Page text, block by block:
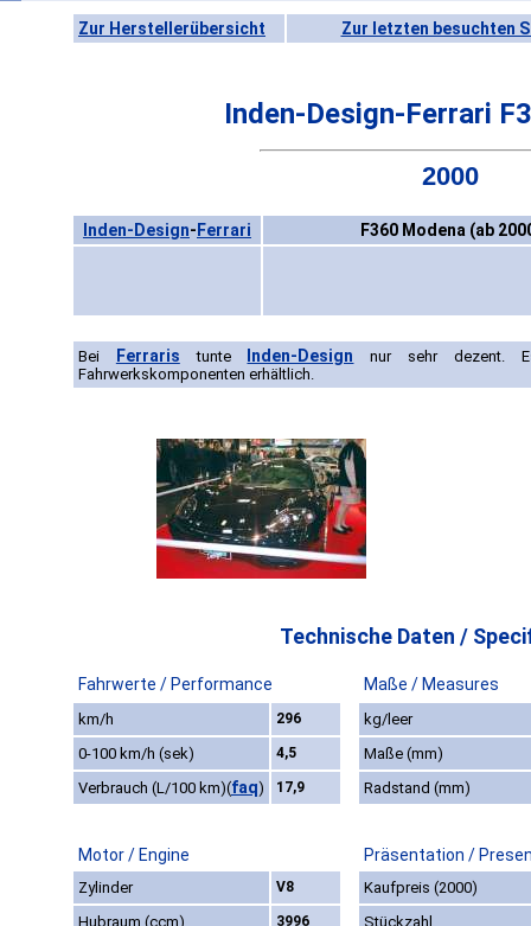
Zur Herstellerübersicht Zur letzten besuchten
Inden-Design-Ferrari
2000
Inden-Design- Ferrari F360 Modena (ab
Bei Ferraris tunte Inden-Design nur sehr dezent.
Fahrwerkskomponenten erhältlich.
Technische Daten /
Fahrwerte / Performance Maße / Measures
km/h 296
kg/leer
0-100 km/h (sek)
4,5
Maße (mm)
Verbrauch (L/100 km)(faq) 17,9 Radstand (mm)
Motor / Engine Präsentation /
Zylinder V8
Kaufpreis (2000)
Hubraum (ccm)
3996
Stückzahl